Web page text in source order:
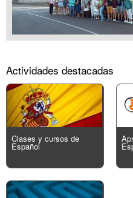
Actividades destacadas
Clases y cursos de
Español